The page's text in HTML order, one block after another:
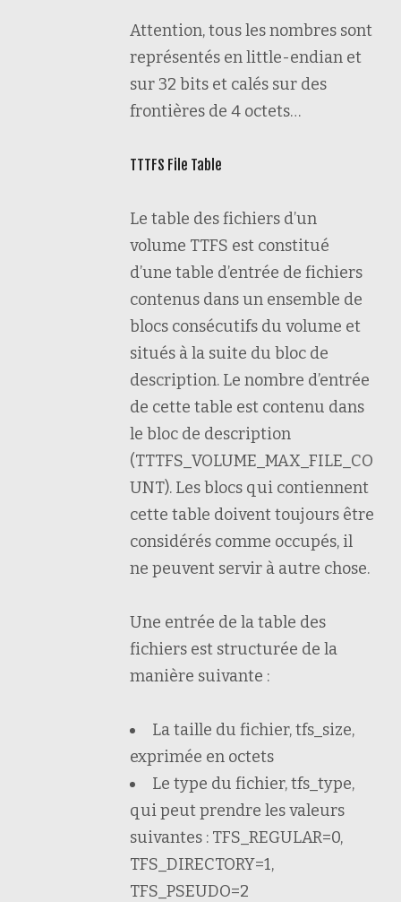
Attention, tous les nombres sont
représentés en little-endian et
sur 32 bits et calés sur des
frontières de 4 octets…
TTTFS File Table
Le table des fichiers d’un
volume TTFS est constitué
d’une table d’entrée de fichiers
contenus dans un ensemble de
blocs consécutifs du volume et
situés à la suite du bloc de
description. Le nombre d’entrée
de cette table est contenu dans
le bloc de description
(TTTFS_VOLUME_MAX_FILE_CO
UNT). Les blocs qui contiennent
cette table doivent toujours être
considérés comme occupés, il
ne peuvent servir à autre chose.
Une entrée de la table des
fichiers est structurée de la
manière suivante :
La taille du fichier, tfs_size,
exprimée en octets
Le type du fichier, tfs_type,
qui peut prendre les valeurs
suivantes : TFS_REGULAR=0,
TFS_DIRECTORY=1,
TFS_PSEUDO=2